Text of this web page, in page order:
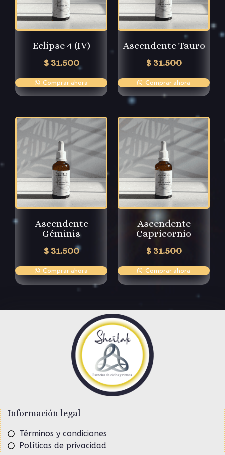
Eclipse 4 (IV)
$ 31.500
Comprar ahora
Ascendente Tauro
$ 31.500
Comprar ahora
Ascendente
Géminis
$ 31.500
Comprar ahora
Ascendente
Capricornio
$ 31.500
Comprar ahora
Información legal
Términos y condiciones
Políticas de privacidad